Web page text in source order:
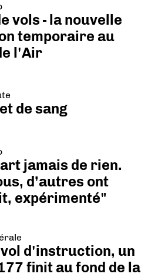
vols - la nouvelle
temporaire au
l'Air
de sang
jamais de rien.
d’autres ont
expérimenté"
vol d'instruction, un
finit au fond de la